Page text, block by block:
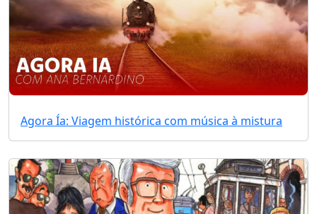
Agora Ía: Viagem histórica com música à mistura